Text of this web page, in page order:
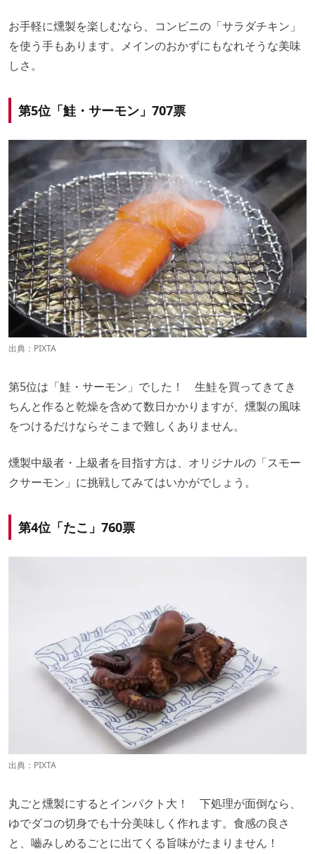
お手軽に燻製を楽しむなら、コンビニの「サラダチキン」
を使う手もあります。メインのおかずにもなれそうな美味
しさ。
第5位「鮭・サーモン」707票
出典：PIXTA
第5位は「鮭・サーモン」でした！ 生鮭を買ってきてき
ちんと作ると乾燥を含めて数日かかりますが、燻製の風味
をつけるだけならそこまで難しくありません。
燻製中級者・上級者を目指す方は、オリジナルの「スモー
クサーモン」に挑戦してみてはいかがでしょう。
第4位「たこ」760票
出典：PIXTA
丸ごと燻製にするとインパクト大！ 下処理が面倒なら、
ゆでダコの切身でも十分美味しく作れます。食感の良さ
と、嚙みしめるごとに出てくる旨味がたまりません！